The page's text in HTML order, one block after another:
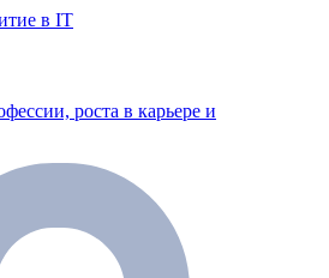
в IT
роста в карьере и